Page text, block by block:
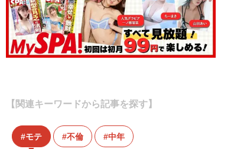
【関連キーワードから記事を探す】
モテ 不倫 中年